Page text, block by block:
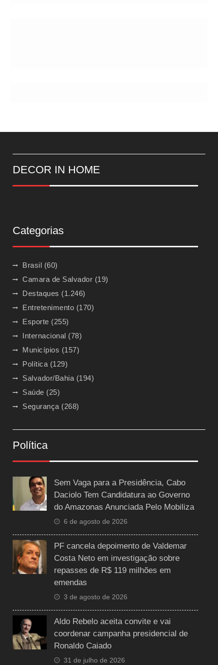
DECOR IN HOME
Categorias
Brasil (60)
Camara de Salvador (19)
Destaques (1.246)
Entretenimento (170)
Esporte (255)
Internacional (78)
Municípios (157)
Política (129)
Salvador/Bahia (194)
Saúde (25)
Segurança (268)
Política
Sem Vaga para a Presidência, Cabo
Daciolo Tem Candidatura ao Governo
do Amazonas Anunciada Pelo Mobiliza
6 de agosto de 2026
PF cancela depoimento de Valdemar
Costa Neto em investigação sobre
repasses de R$ 119 milhões em
emendas
3 de agosto de 2026
Aldo Rebelo aceita convite e vai
coordenar campanha presidencial de
Ronaldo Caiado
31 de julho de 2026